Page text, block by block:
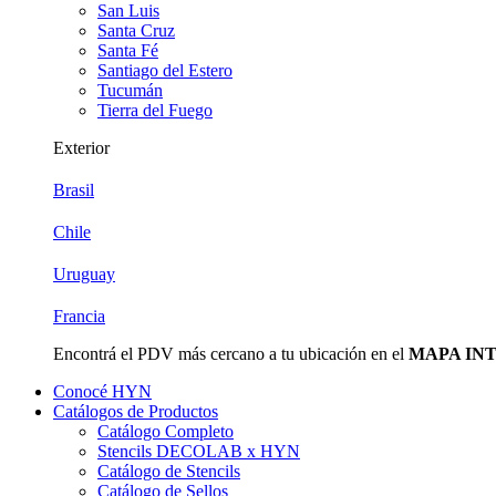
San Luis
Santa Cruz
Santa Fé
Santiago del Estero
Tucumán
Tierra del Fuego
Exterior
Brasil
Chile
Uruguay
Francia
Encontrá el PDV más cercano a tu ubicación en el MAPA
Conocé HYN
Catálogos de Productos
Catálogo Completo
Stencils DECOLAB x HYN
Catálogo de Stencils
Catálogo de Sellos